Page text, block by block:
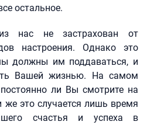
остальное.
нас не застрахован от
настроения. Однако это
должны им поддаваться, и
Вашей жизнью. На самом
ли Вы смотрите на
же это случается лишь время
счастья и успеха в